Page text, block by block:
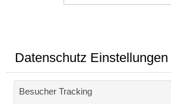
Datenschutz Einstellungen
Besucher Tracking